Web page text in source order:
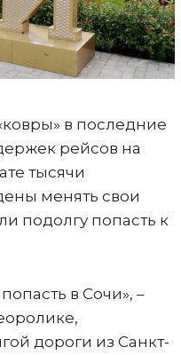
в последние
рейсов на
тысячи
менять свои
подолгу попасть к
в Сочи», –
дороги из Санкт-